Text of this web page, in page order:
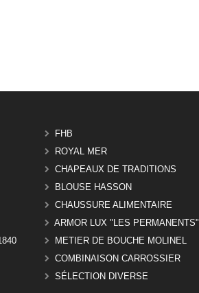
FHB
ROYAL MER
CHAPEAUX DE TRADITIONS
BLOUSE HASSON
CHAUSSURE ALIMENTAIRE
ARMOR LUX "LES PERMANENTS"
METIER DE BOUCHE MOLINEL
COMBINAISON CARROSSIER
SÉLECTION DIVERSE